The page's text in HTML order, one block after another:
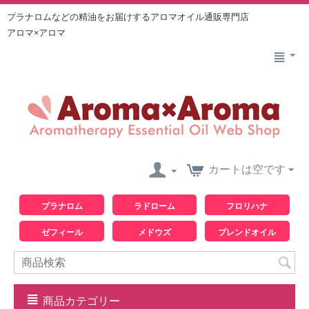
プラナロムなどの精油をお届けするアロマオイル通販専門店
アロマ×アロマ
カートは空です
プラナロム ラドローム フロリハナ
ゼフィール メドウズ ブレンドオイル
商品カテゴリー